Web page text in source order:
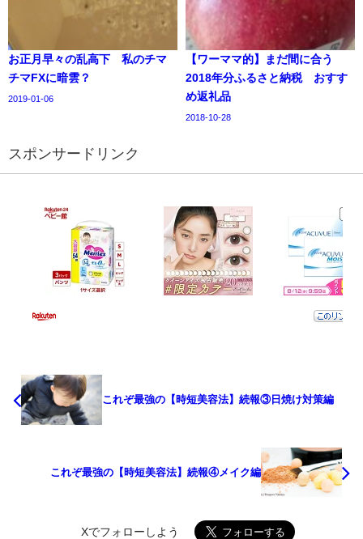
お正月早々の乱高下 私のチマ
チマFXに暗雲？
2019-01-06
【ワーママ的】まだ間に合う
2018年分ふるさと納税 おすす
め返礼品
2018-10-28
スポンサードリンク
これぞ最強の【時短美容法】続報③日焼け対策編
これぞ最強の【時短美容法】続報④メイク編
Xでフォローしよう